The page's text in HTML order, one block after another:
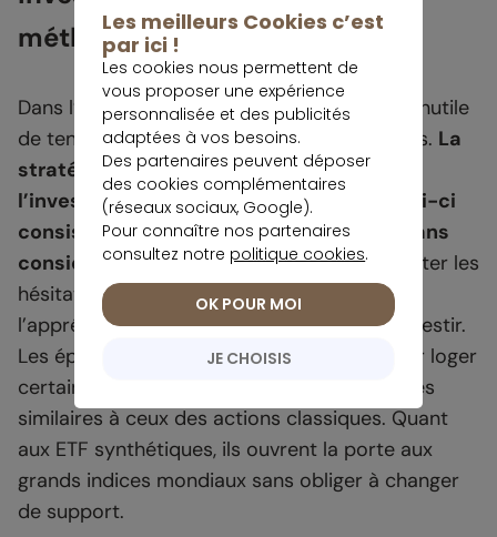
méthode du DCA
Dans l’univers financier, il est pratiquement inutile
de tenter de deviner l’évolution des marchés. La
stratégie la plus viable demeure
l’investissement progressif, ou DCA. Celui-ci
consiste à placer une somme régulière sans
considérer les fluctuations. Il permet d’éviter les
hésitations et les décisions tardives liées à
l’appréhension du meilleur moment pour investir.
Les épargnants expérimentés l’utilisent pour loger
certains titres non cotés, avec des avantages
similaires à ceux des actions classiques. Quant
aux ETF synthétiques, ils ouvrent la porte aux
grands indices mondiaux sans obliger à changer
de support.
Les meilleurs Cookies c’est
par ici !
Les cookies nous permettent de
vous proposer une expérience
personnalisée et des publicités
adaptées à vos besoins.
Des partenaires peuvent déposer
des cookies complémentaires
(réseaux sociaux, Google).
Pour connaître nos partenaires
consultez notre politique cookies.
JE CHOISIS
OK POUR MOI